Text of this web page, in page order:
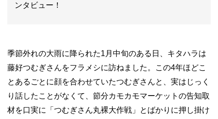
ンタビュー！
季節外れの大雨に降られた1月中旬のある日、キタハラは
藤好つむぎさんをフラメシに訪ねました。この4年ほどこ
とあるごとに顔を合わせていたつむぎさんと、実はじっく
り話したことがなくて、節分カモカモマーケットの告知取
材を口実に「つむぎさん丸裸大作戦」とばかりに押し掛け